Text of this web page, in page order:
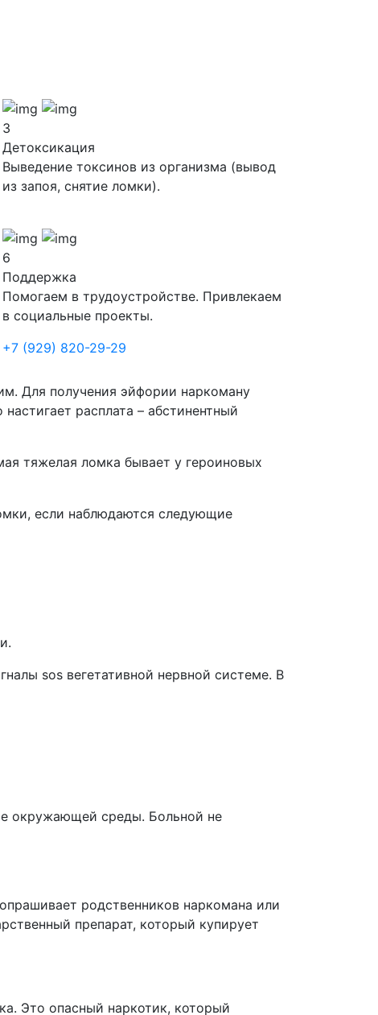
3
Детоксикация
Выведение токсинов из организма (вывод
из запоя, снятие ломки).
6
Поддержка
Помогаем в трудоустройстве. Привлекаем
в социальные проекты.
+7 (929) 820-29-29
Для получения эйфории наркоману
расплата – абстинентный
тяжелая ломка бывает у героиновых
если наблюдаются следующие
sos вегетативной нервной системе. В
окружающей среды. Больной не
родственников наркомана или
препарат, который купирует
Это опасный наркотик, который